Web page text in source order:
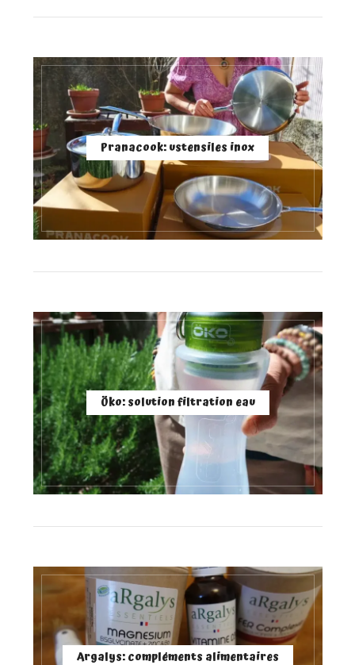
Pranacook: ustensiles inox
Öko: solution filtration eau
Argalys: compléments alimentaires